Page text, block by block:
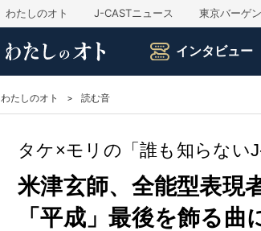
わたしのオト J-CASTニュース 東京バーゲ
インタビュー
わたしのオト 読む音
タケ×モリの「誰も知らない
米津玄師、全能型表現
「平成」最後を飾る曲